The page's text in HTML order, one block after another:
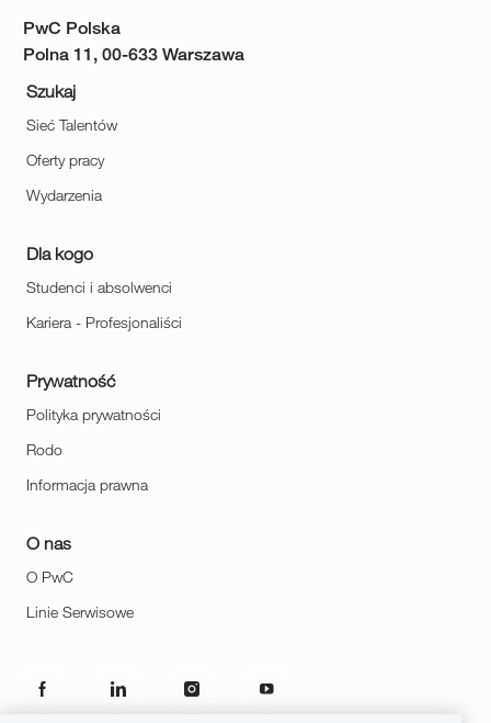
PwC Polska
Polna 11, 00-633 Warszawa
Szukaj
Sieć Talentów
Oferty pracy
Wydarzenia
Dla kogo
Studenci i absolwenci
Kariera - Profesjonaliści
Prywatność
Polityka prywatności
Rodo
Informacja prawna
O nas
O PwC
Linie Serwisowe
follow